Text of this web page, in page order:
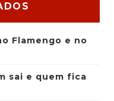
Flamengo e no
sai e quem fica